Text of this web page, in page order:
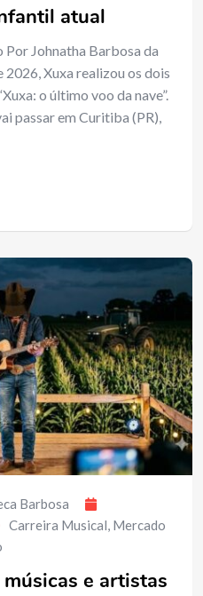
atual
Johnatha Barbosa da
2026, Xuxa realizou os dois
o último voo da nave”.
passar em Curitiba (PR),
Barbosa
Carreira Musical, Mercado
e artistas